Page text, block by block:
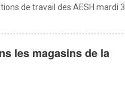
de travail des AESH mardi 3
les magasins de la